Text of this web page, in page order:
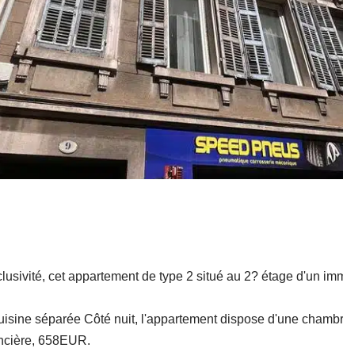
cet appartement de type 2 situé au 2? étage d'un
séparée Côté nuit, l'appartement dispose d'une
658EUR.